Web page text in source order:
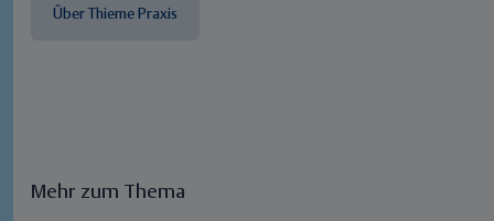
Über Thieme Praxis
Mehr zum Thema